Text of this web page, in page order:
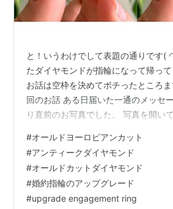
と！いうわけでして表題の通りです
たダイヤモンドが指輪になって帰っ
お話は空枠を決めてポチったところ
回のお話 ある日届いた一通のメッセ
り直前のお写真でした。 写真を開い
これで良いのでは…？」 こちらがその
さった写真です。 そして指輪の全体
が長すぎるのかな…？」そのように思
物を見るまでは、答えを出すことはで
って、レンズの関係で歪みが発生し角
#オールドヨーロピアンカット
#アンティークダイヤモンド
#オールドカットダイヤモンド
#婚約指輪のアップグレード
#upgrade engagement ring